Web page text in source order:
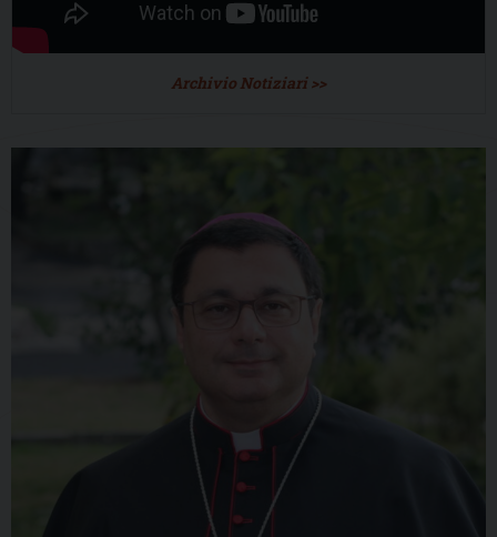
Archivio Notiziari >>